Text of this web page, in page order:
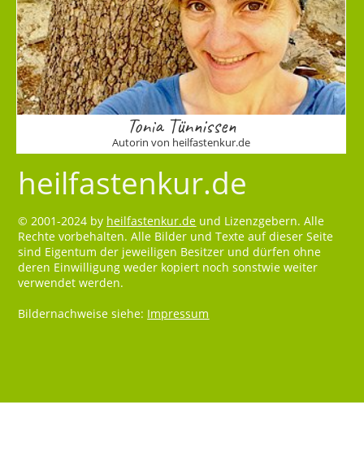
Tonia Tünnissen
Autorin von heilfastenkur.de
heilfastenkur.de
© 2001-2024 by heilfastenkur.de und Lizenzgebern. Alle
Rechte vorbehalten. Alle Bilder und Texte auf dieser Seite
sind Eigentum der jeweiligen Besitzer und dürfen ohne
deren Einwilligung weder kopiert noch sonstwie weiter
verwendet werden.
Bildernachweise siehe: Impressum